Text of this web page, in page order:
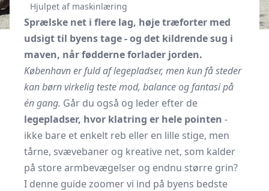
Hjulpet af maskinlæring
Sprælske net i flere lag, høje træforter med
udsigt til byens tage - og det kildrende sug i
maven, når fødderne forlader jorden.
København er fuld af legepladser, men kun få steder
kan børn virkelig teste mod, balance og fantasi på
én gang. Går du også og leder efter de
legepladser, hvor klatring er hele pointen -
ikke bare et enkelt reb eller en lille stige, men
tårne, svævebaner og kreative net, som kalder
på store armbevægelser og endnu større grin?
I denne guide zoomer vi ind på byens bedste